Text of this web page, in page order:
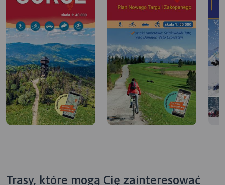
Trasy, które mogą Cię zainteresować